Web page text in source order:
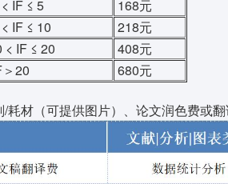
IF ≤ 5
168元
IF ≤ 10
218元
< IF ≤ 20
408元
20 680元
耗材（可提供图片）、论文润色费或